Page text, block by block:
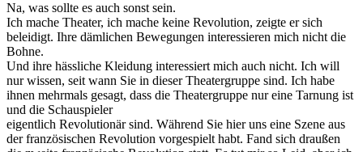
Na, was sollte es auch sonst sein.
Ich mache Theater, ich mache keine Revolution, zeigte er sich
beleidigt. Ihre dämlichen Bewegungen interessieren mich nicht die
Bohne.
Und ihre hässliche Kleidung interessiert mich auch nicht. Ich will
nur wissen, seit wann Sie in dieser Theatergruppe sind. Ich habe
ihnen mehrmals gesagt, dass die Theatergruppe nur eine Tarnung ist
und die Schauspieler
eigentlich Revolutionär sind. Während Sie hier uns eine Szene aus
der französischen Revolution vorgespielt habt. Fand sich draußen